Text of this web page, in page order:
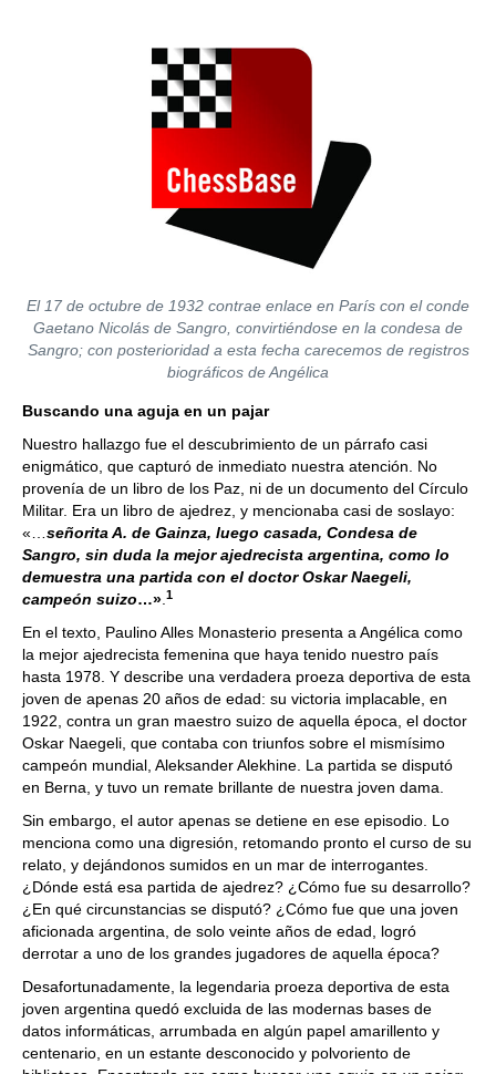
El 17 de octubre de 1932 contrae enlace en París con el conde
Gaetano Nicolás de Sangro, convirtiéndose en la condesa de
Sangro; con posterioridad a esta fecha carecemos de registros
biográficos de Angélica
Buscando una aguja en un pajar
Nuestro hallazgo fue el descubrimiento de un párrafo casi
enigmático, que capturó de inmediato nuestra atención. No
provenía de un libro de los Paz, ni de un documento del Círculo
Militar. Era un libro de ajedrez, y mencionaba casi de soslayo:
«…señorita A. de Gainza, luego casada, Condesa de
Sangro, sin duda la mejor ajedrecista argentina, como lo
demuestra una partida con el doctor Oskar Naegeli,
campeón suizo…».1
En el texto, Paulino Alles Monasterio presenta a Angélica como
la mejor ajedrecista femenina que haya tenido nuestro país
hasta 1978. Y describe una verdadera proeza deportiva de esta
joven de apenas 20 años de edad: su victoria implacable, en
1922, contra un gran maestro suizo de aquella época, el doctor
Oskar Naegeli, que contaba con triunfos sobre el mismísimo
campeón mundial, Aleksander Alekhine. La partida se disputó
en Berna, y tuvo un remate brillante de nuestra joven dama.
Sin embargo, el autor apenas se detiene en ese episodio. Lo
menciona como una digresión, retomando pronto el curso de su
relato, y dejándonos sumidos en un mar de interrogantes.
¿Dónde está esa partida de ajedrez? ¿Cómo fue su desarrollo?
¿En qué circunstancias se disputó? ¿Cómo fue que una joven
aficionada argentina, de solo veinte años de edad, logró
derrotar a uno de los grandes jugadores de aquella época?
Desafortunadamente, la legendaria proeza deportiva de esta
joven argentina quedó excluida de las modernas bases de
datos informáticas, arrumbada en algún papel amarillento y
centenario, en un estante desconocido y polvoriento de